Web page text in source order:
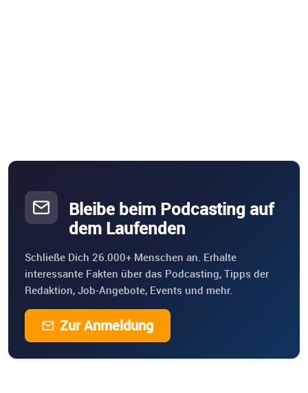
Bleibe beim Podcasting auf
dem Laufenden
Schließe Dich 26.000+ Menschen an. Erhalte
interessante Fakten über das Podcasting, Tipps der
Redaktion, Job-Angebote, Events und mehr.
Zur Anmeldung